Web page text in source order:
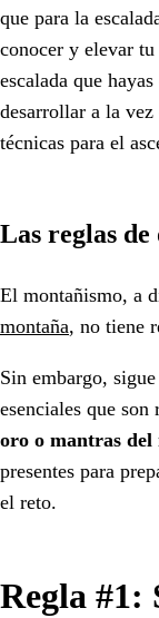
que para la
conocer y elevar
escalada que
desarrollar a la
técnicas para el
Las reglas
El montañismo, a
montaña, no tiene
Sin embargo,
esenciales que son
oro o mantras del
presentes para
el reto.
Regla #1: